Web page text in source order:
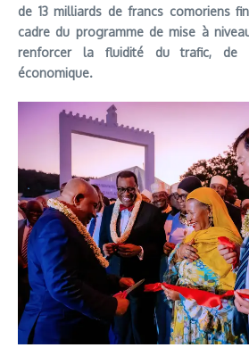
de 13 milliards de francs comoriens
cadre du programme de mise à
renforcer la fluidité du trafic, de
économique.